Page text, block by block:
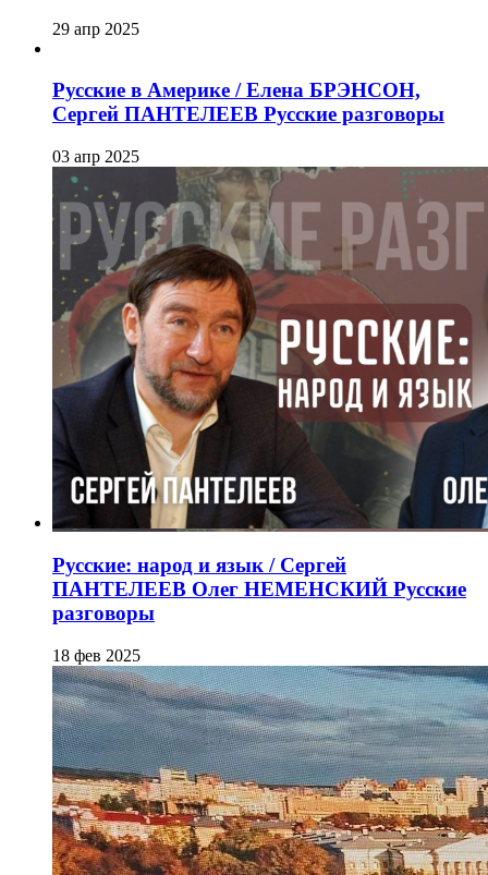
29 апр 2025
Русские в Америке / Елена БРЭНСОН,
Сергей ПАНТЕЛЕЕВ Русские разговоры
03 апр 2025
Русские: народ и язык / Сергей
ПАНТЕЛЕЕВ Олег НЕМЕНСКИЙ Русские
разговоры
18 фев 2025